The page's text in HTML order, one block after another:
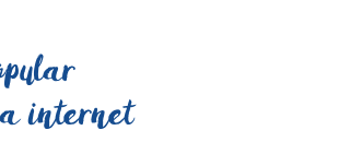
internet